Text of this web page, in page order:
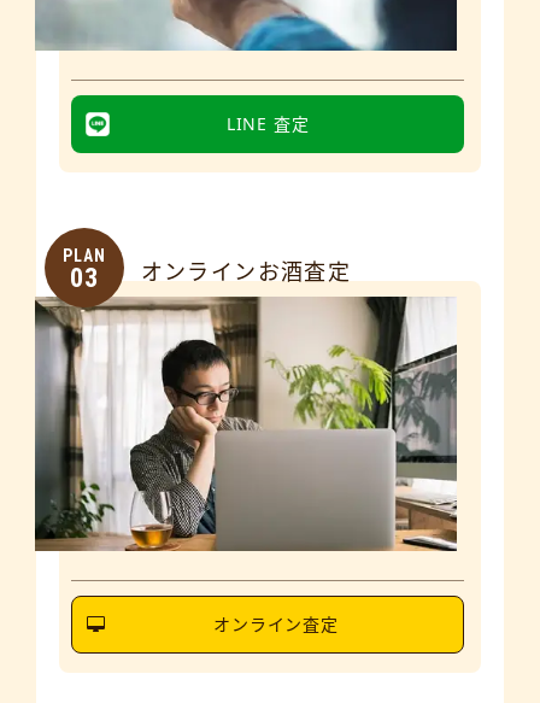
LINE 査定
PLAN
03 オンラインお酒査定
オンライン査定